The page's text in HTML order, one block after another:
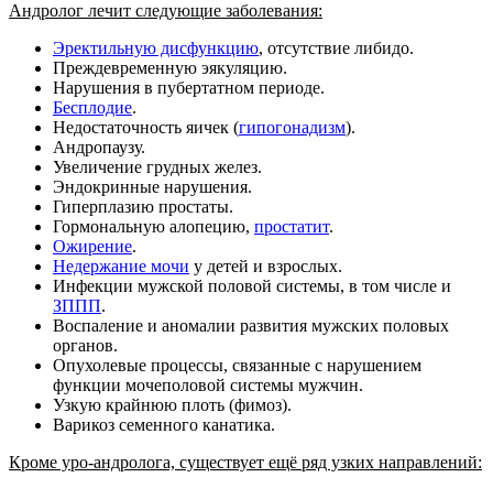
Андролог лечит следующие заболевания:
Эректильную дисфункцию, отсутствие либидо.
Преждевременную эякуляцию.
Нарушения в пубертатном периоде.
Бесплодие.
Недостаточность яичек (гипогонадизм).
Андропаузу.
Увеличение грудных желез.
Эндокринные нарушения.
Гиперплазию простаты.
Гормональную алопецию, простатит.
Ожирение.
Недержание мочи у детей и взрослых.
Инфекции мужской половой системы, в том числе и
ЗППП.
Воспаление и аномалии развития мужских половых
органов.
Опухолевые процессы, связанные с нарушением
функции мочеполовой системы мужчин.
Узкую крайнюю плоть (фимоз).
Варикоз семенного канатика.
Кроме уро-андролога, существует ещё ряд узких направлений: